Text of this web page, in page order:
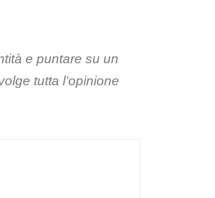
e puntare su un
tutta l’opinione